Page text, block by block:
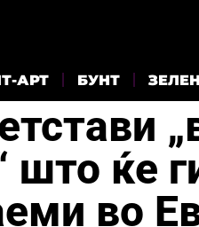
АРТ БУНТ
ќе
во